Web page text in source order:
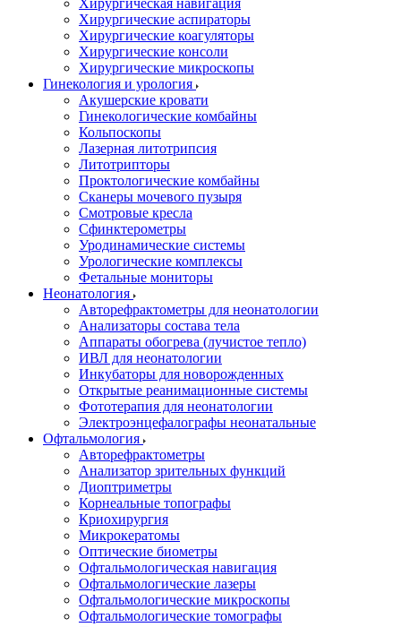
Хирургическая навигация
Хирургические аспираторы
Хирургические коагуляторы
Хирургические консоли
Хирургические микроскопы
Гинекология и урология
Акушерские кровати
Гинекологические комбайны
Кольпоскопы
Лазерная литотрипсия
Литотрипторы
Проктологические комбайны
Сканеры мочевого пузыря
Смотровые кресла
Сфинктерометры
Уродинамические системы
Урологические комплексы
Фетальные мониторы
Неонатология
Авторефрактометры для неонатологии
Анализаторы состава тела
Аппараты обогрева (лучистое тепло)
ИВЛ для неонатологии
Инкубаторы для новорожденных
Открытые реанимационные системы
Фототерапия для неонатологии
Электроэнцефалографы неонатальные
Офтальмология
Авторефрактометры
Анализатор зрительных функций
Диоптриметры
Корнеальные топографы
Криохирургия
Микрокератомы
Оптические биометры
Офтальмологическая навигация
Офтальмологические лазеры
Офтальмологические микроскопы
Офтальмологические томографы